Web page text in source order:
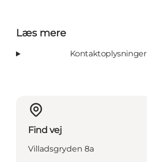
Læs mere
Kontaktoplysninger
Find vej
Villadsgryden 8a